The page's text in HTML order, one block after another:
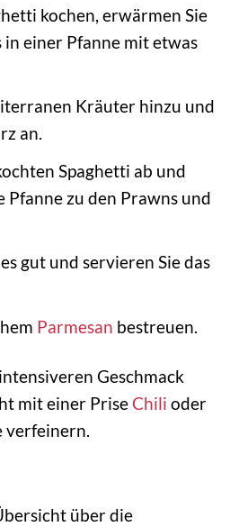
kochen, erwärmen Sie
in einer Pfanne mit etwas
Kräuter hinzu und
an.
Spaghetti ab und
Pfanne zu den Prawns und
gut und servieren Sie das
Parmesan bestreuen.
Geschmack
mit einer Prise Chili oder
über die